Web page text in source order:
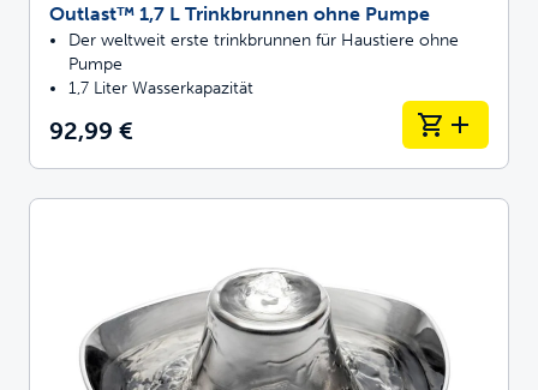
Outlast™ 1,7 L Trinkbrunnen ohne Pumpe
Der weltweit erste trinkbrunnen für Haustiere ohne
Pumpe
1,7 Liter Wasserkapazität
92,99 €